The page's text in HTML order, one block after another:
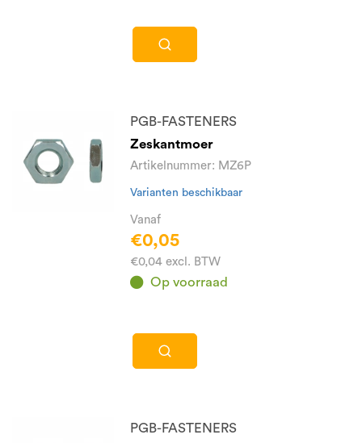
PGB-FASTENERS
Zeskantmoer
Artikelnummer: MZ6P
Varianten beschikbaar
Vanaf
€0,05
€0,04 excl. BTW
Op voorraad
PGB-FASTENERS